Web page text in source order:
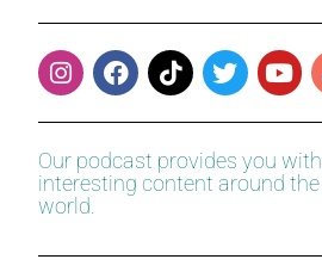
Our podcast provides you with
interesting content around the
world.